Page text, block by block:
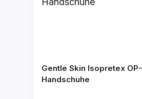
Gentle Skin Isopretex OP-
Handschuhe